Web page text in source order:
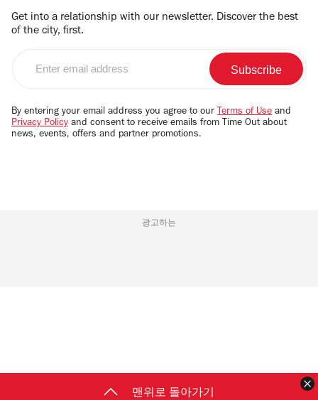
Get into a relationship with our newsletter. Discover the best
of the city, first.
email
By entering your email address you agree to our Terms of Use and
Privacy Policy and consent to receive emails from Time Out about
news, events, offers and partner promotions.
광고하는
맨위로 돌아가기